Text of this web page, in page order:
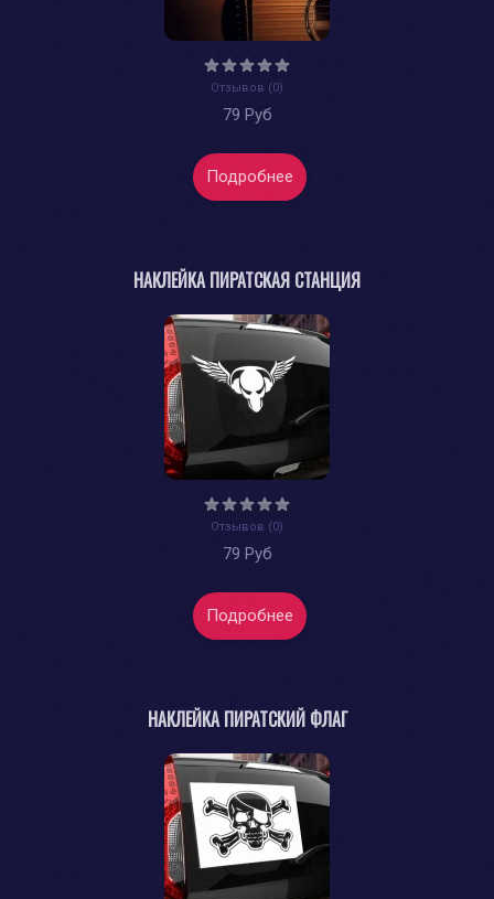
Отзывов (0)
79 Руб
Подробнее
НАКЛЕЙКА ПИРАТСКАЯ СТАНЦИЯ
Отзывов (0)
79 Руб
Подробнее
НАКЛЕЙКА ПИРАТСКИЙ ФЛАГ